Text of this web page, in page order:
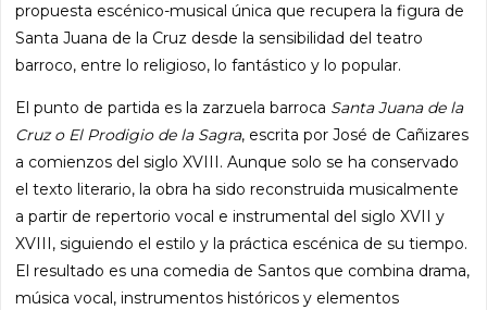
propuesta escénico-musical única que recupera la figura de
Santa Juana de la Cruz desde la sensibilidad del teatro
barroco, entre lo religioso, lo fantástico y lo popular.
El punto de partida es la zarzuela barroca Santa Juana de la
Cruz o El Prodigio de la Sagra, escrita por José de Cañizares
a comienzos del siglo XVIII. Aunque solo se ha conservado
el texto literario, la obra ha sido reconstruida musicalmente
a partir de repertorio vocal e instrumental del siglo XVII y
XVIII, siguiendo el estilo y la práctica escénica de su tiempo.
El resultado es una comedia de Santos que combina drama,
música vocal, instrumentos históricos y elementos